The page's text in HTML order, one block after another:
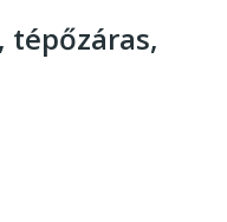
tépőzáras,